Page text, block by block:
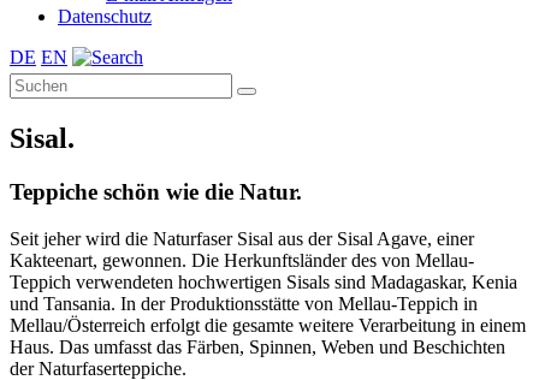
Datenschutz
DE EN
Sisal.
Teppiche schön wie die Natur.
Seit jeher wird die Naturfaser Sisal aus der Sisal Agave, einer
Kakteenart, gewonnen. Die Herkunftsländer des von Mellau-
Teppich verwendeten hochwertigen Sisals sind Madagaskar, Kenia
und Tansania. In der Produktionsstätte von Mellau-Teppich in
Mellau/Österreich erfolgt die gesamte weitere Verarbeitung in einem
Haus. Das umfasst das Färben, Spinnen, Weben und Beschichten
der Naturfaserteppiche.